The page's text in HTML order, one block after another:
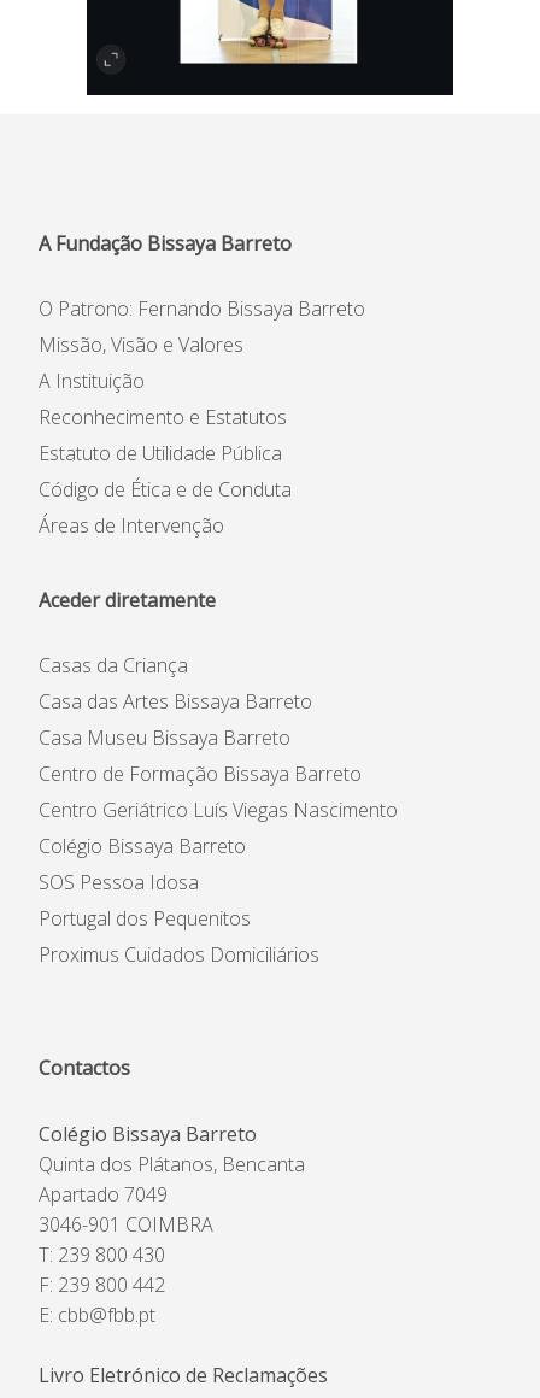
A Fundação Bissaya Barreto
O Patrono: Fernando Bissaya Barreto
Missão, Visão e Valores
A Instituição
Reconhecimento e Estatutos
Estatuto de Utilidade Pública
Código de Ética e de Conduta
Áreas de Intervenção
Aceder diretamente
Casas da Criança
Casa das Artes Bissaya Barreto
Casa Museu Bissaya Barreto
Centro de Formação Bissaya Barreto
Centro Geriátrico Luís Viegas Nascimento
Colégio Bissaya Barreto
SOS Pessoa Idosa
Portugal dos Pequenitos
Proximus Cuidados Domiciliários
Contactos
Colégio Bissaya Barreto
Quinta dos Plátanos, Bencanta
Apartado 7049
3046-901 COIMBRA
T: 239 800 430
F: 239 800 442
E: cbb@fbb.pt
Livro Eletrónico de Reclamações